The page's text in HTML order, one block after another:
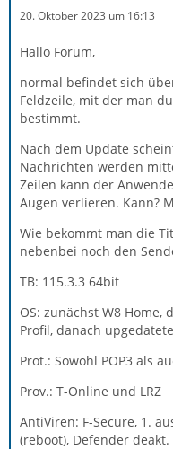
20. Oktober 2023 um 16:13
Hallo Forum,
normal befindet sich
Feldzeile, mit der man
bestimmt.
Nach dem Update
Nachrichten werden
Zeilen kann der
Augen verlieren. Kann?
Wie bekommt man die
nebenbei noch den
TB: 115.3.3 64bit
OS: zunächst W8 Home,
Profil, danach
Prot.: Sowohl POP3 als
Prov.: T-Online und LRZ
AntiViren: F-Secure, 1.
(reboot), Defender deakt.